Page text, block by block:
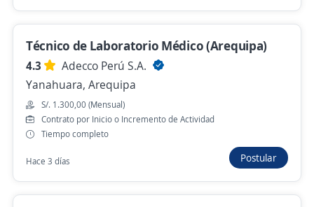
4,1
Lavoro Perú
Ayer
Se precisa Urgente
Técnico/a de farmacia / Arequipa/ Cerro
Colorado / Cayma
4,3
Cerro Colorado, Arequipa
Técnico de Laboratorio Médico (Arequipa)
4.3
Adecco Perú S.A.
Yanahuara, Arequipa
S/. 1.300,00 (Mensual)
Contrato por Inicio o Incremento de Actividad
Tiempo completo
Hace 3 días Postular